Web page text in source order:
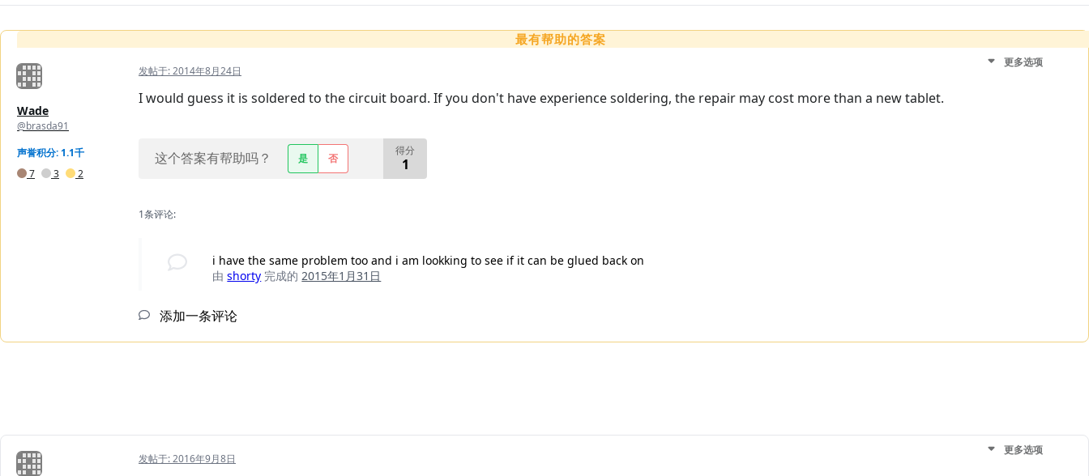
最有帮助的答案
Wade
@brasda91
声誉积分: 1.1千
7
3 2
发帖于:2014年8月24日
更多选项
I would guess it is soldered to the circuit board. If you don't have experience soldering, the repair may cost more than a new tablet.
这个答案有帮助吗？ 是 否
得分
1
1条评论:
i have the same problem too and i am lookking to see if it can be glued back on
由 shorty 完成的2015年1月31日
添加一条评论
发帖于:2016年9月8日
更多选项